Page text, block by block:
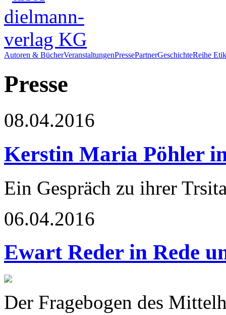
Autoren & BücherVeranstaltungenPressePartnerGeschichteReihe
Presse
08.04.2016
Kerstin Maria Pöhler
Ein Gespräch zu ihrer
06.04.2016
Ewart Reder in Rede
Der Fragebogen des